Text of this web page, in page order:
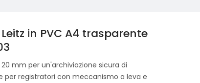
in PVC A4 trasparente
mm per un'archiviazione sicura di
per registratori con meccanismo a leva e